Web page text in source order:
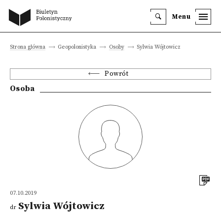
Menu
Strona główna Geopolonistyka Osoby Sylwia Wójtowicz
Powrót
Osoba
07.10.2019
dr Sylwia Wójtowicz